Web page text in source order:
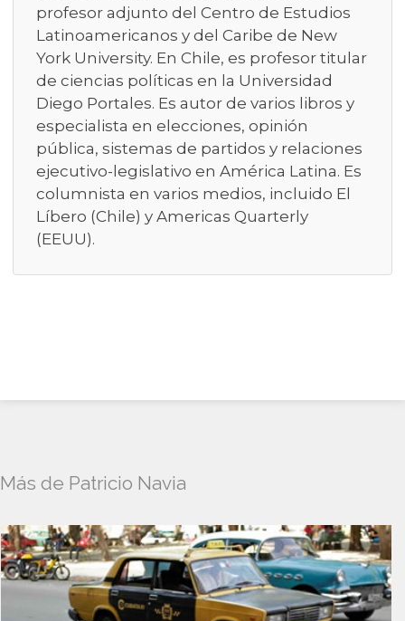
profesor adjunto del Centro de Estudios
Latinoamericanos y del Caribe de New
York University. En Chile, es profesor titular
de ciencias políticas en la Universidad
Diego Portales. Es autor de varios libros y
especialista en elecciones, opinión
pública, sistemas de partidos y relaciones
ejecutivo-legislativo en América Latina. Es
columnista en varios medios, incluido El
Líbero (Chile) y Americas Quarterly
(EEUU).
Más de Patricio Navia